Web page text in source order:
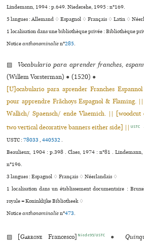
Lindemann, 1994 : p.649. Niederehe, 1995 : n°169.
5 langues :Allemand ♢Espagnol ♢Français ♢Latin ♢
1 localisation dans une bibliothèque privée : Bibliothèque
Noticeanthonominalien°285.
▨ Vocabulario para aprender franches,
(Willem Vorsterman) ● (1520) ●
[U]ocabulario para aprender Franches
pour apprendre Frãchoys Espagnol & Flaming.
Wallich/ Spaensch/ ende Vlaemich. ||
two vertical decorative banners either side] ||
USTC
USTC :78033,440532.
Beaulieux, 1904 : p.398 . Claes, 1974 : n°81 .
n°196.
3 langues :Espagnol ♢Français ♢Néerlandais ♢
1 localisation dans un établissement documentaire :
royale = Koninklijke Bibliotheek ♢
Noticeanthonominalien°473.
▨ [Garrone Francesco] Niede95/USTC ●